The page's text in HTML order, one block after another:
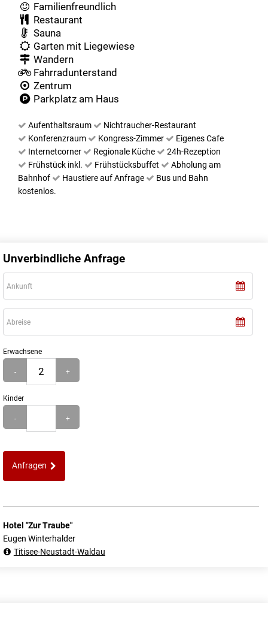
Familienfreundlich
Restaurant
Sauna
Garten mit Liegewiese
Wandern
Fahrradunterstand
Zentrum
Parkplatz am Haus
Aufenthaltsraum
Nichtraucher-Restaurant
Konferenzraum
Kongress-Zimmer
Eigenes Cafe
Internetcorner
Regionale Küche
24h-Rezeption
Frühstück inkl.
Frühstücksbuffet
Abholung am
Bahnhof
Haustiere auf Anfrage
Bus und Bahn
kostenlos.
Unverbindliche Anfrage
Erwachsene
- +
Kinder
- +
Anfragen
Hotel "Zur Traube"
Eugen Winterhalder
Titisee-Neustadt-Waldau